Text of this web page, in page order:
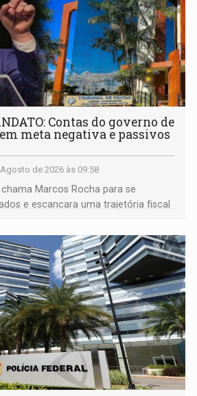
Contas do governo de
meta negativa e passivos
de 2026 às 09:58
chama Marcos Rocha para se
e escancara uma trajetória fiscal